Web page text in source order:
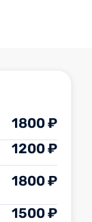
1800 ₽
1200 ₽
1800 ₽
1500 ₽